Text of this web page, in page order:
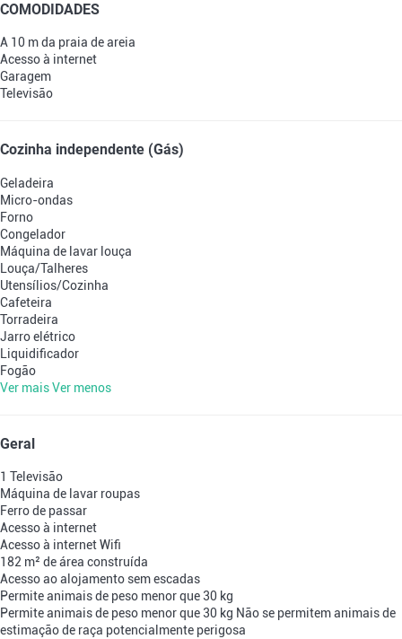
COMODIDADES
A 10 m da praia de areia
Acesso à internet
Garagem
Televisão
Cozinha independente (Gás)
Geladeira
Micro-ondas
Forno
Congelador
Máquina de lavar louça
Louça/Talheres
Utensílios/Cozinha
Cafeteira
Torradeira
Jarro elétrico
Liquidificador
Fogão
Ver maisVer menos
Geral
1 Televisão
Máquina de lavar roupas
Ferro de passar
Acesso à internet
Acesso à internetWifi
182 m² de área construída
Acesso ao alojamento sem escadas
Permite animais de peso menor que 30 kg
Permite animais de peso menor que 30 kg Não se permitem animais de
estimação de raça potencialmente perigosa